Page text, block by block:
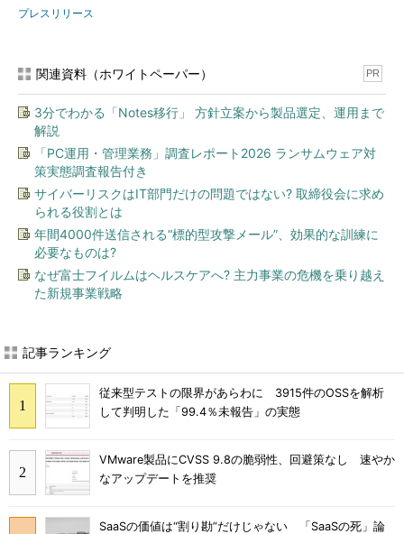
プレスリリース
関連資料（ホワイトペーパー） PR
3分でわかる「Notes移行」 方針立案から製品選定、運用まで
解説
「PC運用・管理業務」調査レポート2026 ランサムウェア対
策実態調査報告付き
サイバーリスクはIT部門だけの問題ではない? 取締役会に求め
られる役割とは
年間4000件送信される“標的型攻撃メール”、効果的な訓練に
必要なものは?
なぜ富士フイルムはヘルスケアへ? 主力事業の危機を乗り越え
た新規事業戦略
記事ランキング
従来型テストの限界があらわに 3915件のOSSを解析
して判明した「99.4％未報告」の実態
VMware製品にCVSS 9.8の脆弱性、回避策なし 速やか
なアップデートを推奨
SaaSの価値は“割り勘”だけじゃない 「SaaSの死」論